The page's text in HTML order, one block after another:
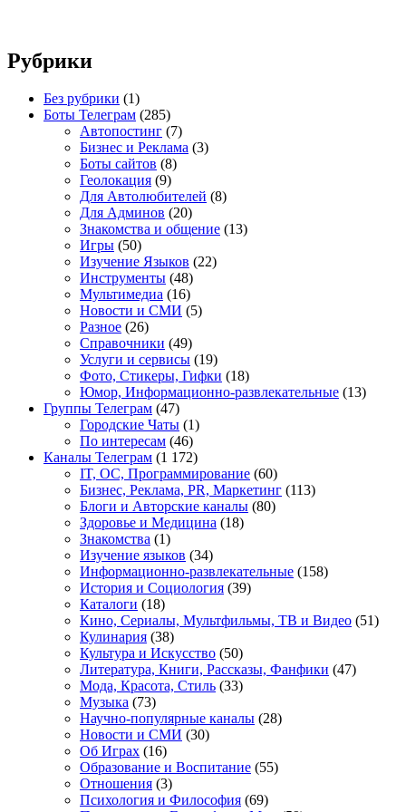
Рубрики
Без рубрики (1)
Боты Телеграм (285)
Автопостинг (7)
Бизнес и Реклама (3)
Боты сайтов (8)
Геолокация (9)
Для Автолюбителей (8)
Для Админов (20)
Знакомства и общение (13)
Игры (50)
Изучение Языков (22)
Инструменты (48)
Мультимедиа (16)
Новости и СМИ (5)
Разное (26)
Справочники (49)
Услуги и сервисы (19)
Фото, Стикеры, Гифки (18)
Юмор, Информационно-развлекательные (13)
Группы Телеграм (47)
Городские Чаты (1)
По интересам (46)
Каналы Телеграм (1 172)
IT, ОС, Программирование (60)
Бизнес, Реклама, PR, Маркетинг (113)
Блоги и Авторские каналы (80)
Здоровье и Медицина (18)
Знакомства (1)
Изучение языков (34)
Информационно-развлекательные (158)
История и Социология (39)
Каталоги (18)
Кино, Сериалы, Мультфильмы, ТВ и Видео (51)
Кулинария (38)
Культура и Искусство (50)
Литература, Книги, Рассказы, Фанфики (47)
Мода, Красота, Стиль (33)
Музыка (73)
Научно-популярные каналы (28)
Новости и СМИ (30)
Об Играх (16)
Образование и Воспитание (55)
Отношения (3)
Психология и Философия (69)